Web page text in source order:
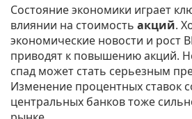
Состояние экономики играет
влиянии на стоимость акций.
экономические новости и рост
приводят к повышению акций.
спад может стать серьезным
Изменение процентных ставок
центральных банков тоже